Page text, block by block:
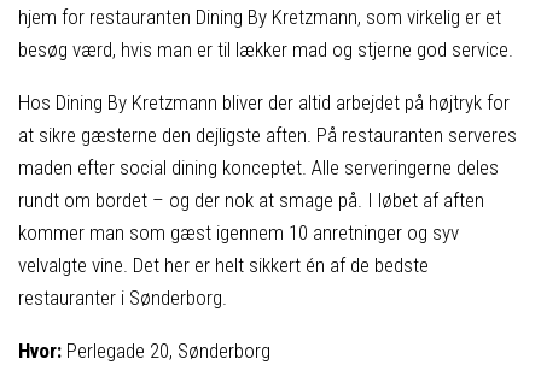
hjem for restauranten Dining By Kretzmann, som virkelig er et
besøg værd, hvis man er til lækker mad og stjerne god service.
Hos Dining By Kretzmann bliver der altid arbejdet på højtryk for
at sikre gæsterne den dejligste aften. På restauranten serveres
maden efter social dining konceptet. Alle serveringerne deles
rundt om bordet – og der nok at smage på. I løbet af aften
kommer man som gæst igennem 10 anretninger og syv
velvalgte vine. Det her er helt sikkert én af de bedste
restauranter i Sønderborg.
Hvor: Perlegade 20, Sønderborg